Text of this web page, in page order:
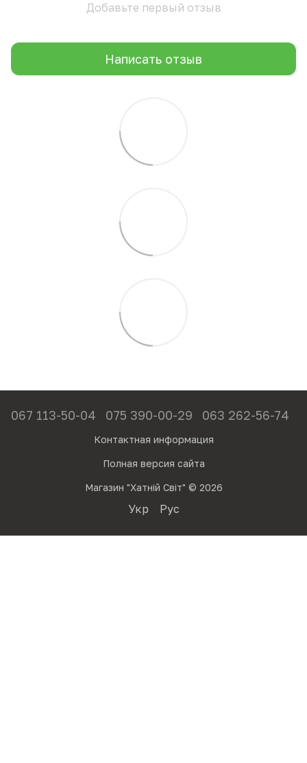
Добавьте первый отзыв
Написать отзыв
067 113-50-04 075 390-00-29 063 262-56-74
Контактная информация
Полная версия сайта
Магазин "Хатній Світ" © 2026
Укр Рус